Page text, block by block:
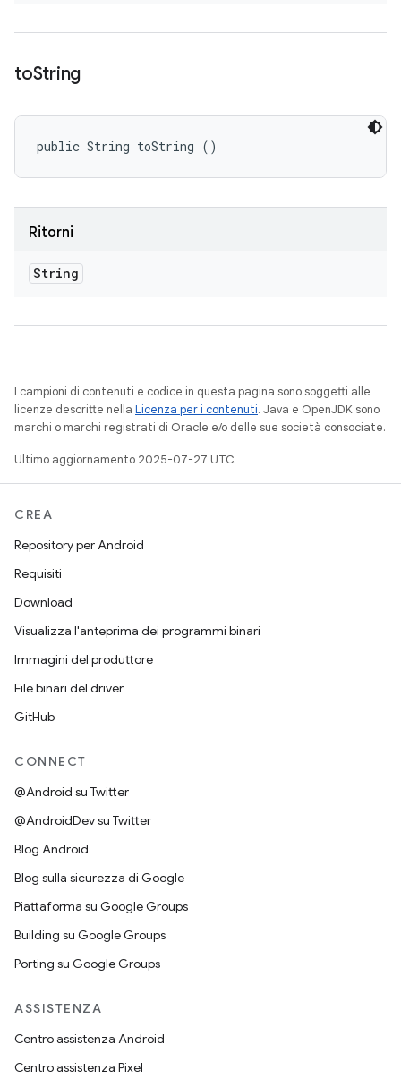
toString
public String toString ()
Ritorni
String
I campioni di contenuti e codice in questa pagina sono soggetti alle
licenze descritte nella Licenza per i contenuti. Java e OpenJDK sono
marchi o marchi registrati di Oracle e/o delle sue società consociate.
Ultimo aggiornamento 2025-07-27 UTC.
CREA
Repository per Android
Requisiti
Download
Visualizza l'anteprima dei programmi binari
Immagini del produttore
File binari del driver
GitHub
CONNECT
@Android su Twitter
@AndroidDev su Twitter
Blog Android
Blog sulla sicurezza di Google
Piattaforma su Google Groups
Building su Google Groups
Porting su Google Groups
ASSISTENZA
Centro assistenza Android
Centro assistenza Pixel